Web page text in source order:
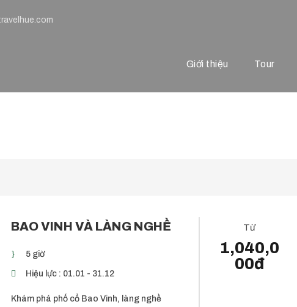
Giới thiệu Tour
BAO VINH VÀ LÀNG NGHỀ
5 giờ
Hiệu lực : 01.01 - 31.12
Khám phá phố cổ Bao Vinh, làng nghề
Từ
1,040,0
00đ